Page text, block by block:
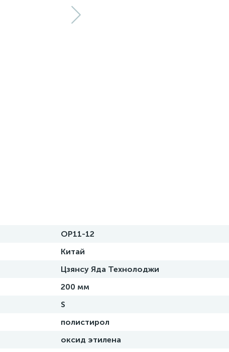
ОР11-12
Китай
Цзянсу Яда Технолоджи
200 мм
S
полистирол
оксид этилена